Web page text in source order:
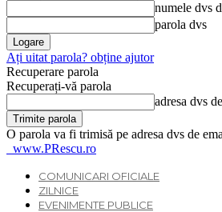
numele dvs
parola dvs
Ați uitat parola? obține ajutor
Recuperare parola
Recuperați-vă parola
adresa dvs
O parola va fi trimisă pe adresa dvs de
www.PRescu.ro
COMUNICARI OFICIALE
ZILNICE
EVENIMENTE PUBLICE